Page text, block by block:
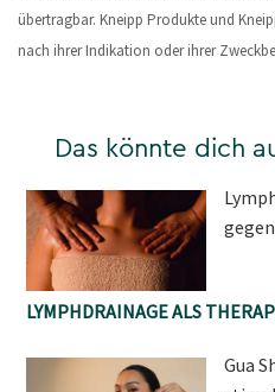
übertragbar. Kneipp Produkte und
nach ihrer Indikation oder ihrer
Das könnte dich
LYMPHDRAINAGE ALS
Gua